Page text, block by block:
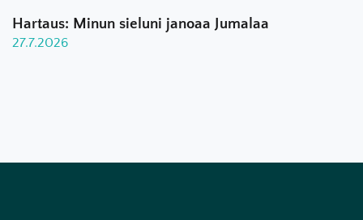
Hartaus: Minun sieluni janoaa Jumalaa
27.7.2026